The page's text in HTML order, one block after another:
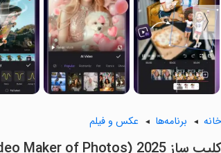
〈
خانه برنامه‌ها عکس و فیلم
کلیپ ساز 2025 (Video Maker of Photos)